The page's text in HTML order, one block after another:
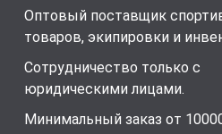
Оптовый поставщик
товаров, экипировки и
Сотрудничество только с
юридическими лицами.
Минимальный заказ от